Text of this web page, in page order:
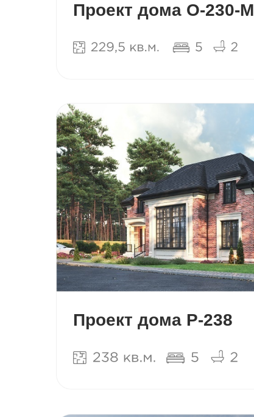
Проект дома О-230-М
Проект дома Р-238